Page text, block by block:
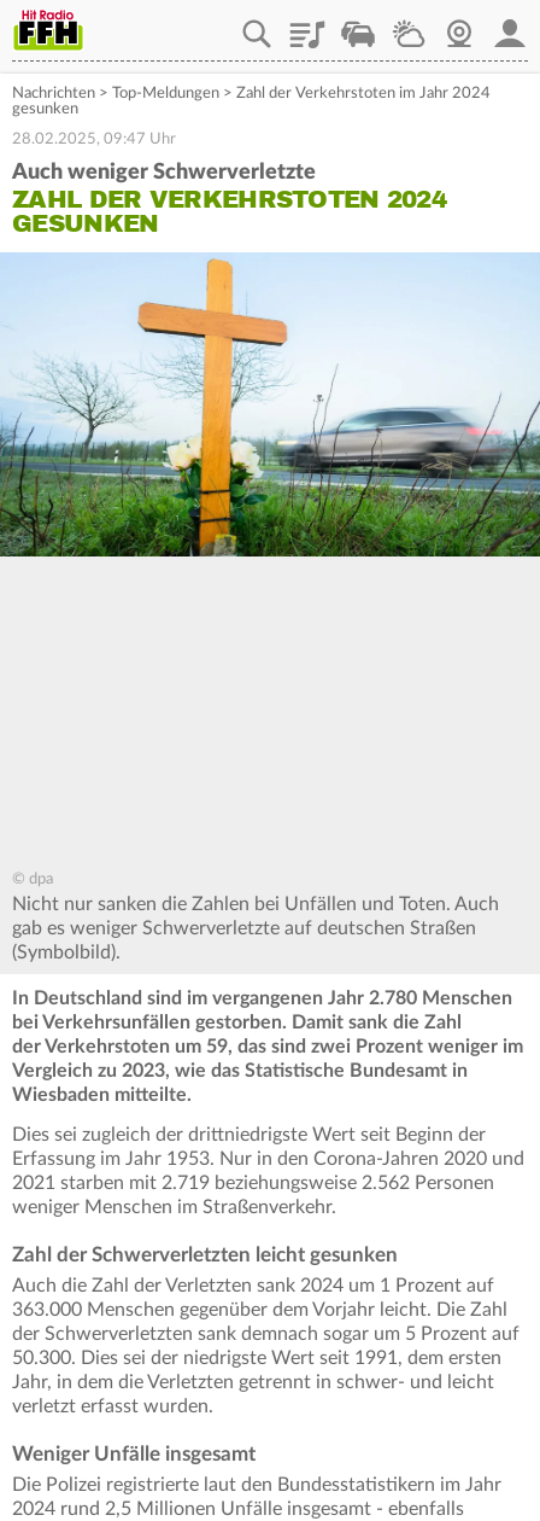
PlaylistStaupilotWetterWebcam
Nachrichten > Top-Meldungen > Zahl der Verkehrstoten im Jahr 2024
gesunken
28.02.2025, 09:47 Uhr
Auch weniger Schwerverletzte
ZAHL DER VERKEHRSTOTEN 2024
GESUNKEN
© dpa
Nicht nur sanken die Zahlen bei Unfällen und Toten. Auch
gab es weniger Schwerverletzte auf deutschen Straßen
(Symbolbild).
In Deutschland sind im vergangenen Jahr 2.780 Menschen
bei Verkehrsunfällen gestorben. Damit sank die Zahl
der Verkehrstoten um 59, das sind zwei Prozent weniger im
Vergleich zu 2023, wie das Statistische Bundesamt in
Wiesbaden mitteilte.
Dies sei zugleich der drittniedrigste Wert seit Beginn der
Erfassung im Jahr 1953. Nur in den Corona-Jahren 2020 und
2021 starben mit 2.719 beziehungsweise 2.562 Personen
weniger Menschen im Straßenverkehr.
Zahl der Schwerverletzten leicht gesunken
Auch die Zahl der Verletzten sank 2024 um 1 Prozent auf
363.000 Menschen gegenüber dem Vorjahr leicht. Die Zahl
der Schwerverletzten sank demnach sogar um 5 Prozent auf
50.300. Dies sei der niedrigste Wert seit 1991, dem ersten
Jahr, in dem die Verletzten getrennt in schwer- und leicht
verletzt erfasst wurden.
Weniger Unfälle insgesamt
Die Polizei registrierte laut den Bundesstatistikern im Jahr
2024 rund 2,5 Millionen Unfälle insgesamt - ebenfalls